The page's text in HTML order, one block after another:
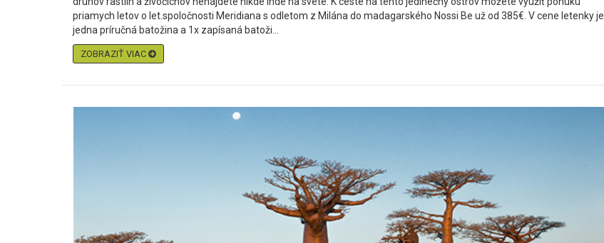
priamych letov o let.spoločnosti Meridiana s odletom z Milána do madagarského Nossi Be už od 385€. V cene letenky je
jedna príručná batožina a 1x zapísaná batoži...
ZOBRAZIŤ VIAC